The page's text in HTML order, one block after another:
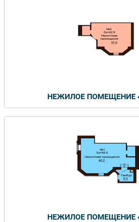
НЕЖИЛОЕ ПОМЕЩЕНИЕ
НЕЖИЛОЕ ПОМЕЩЕНИЕ